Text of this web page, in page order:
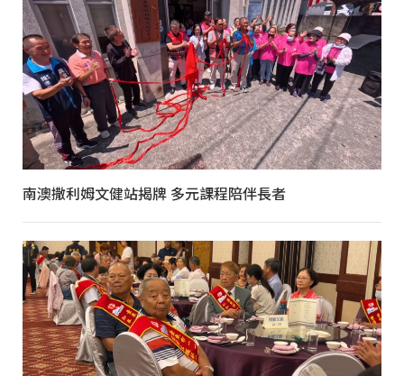
南澳撒利姆文健站揭牌 多元課程陪伴長者